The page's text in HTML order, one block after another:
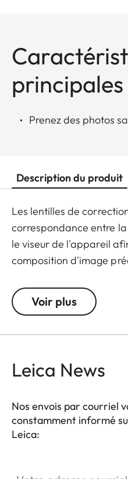
principales
Prenez des photos
Description du produit
Les lentilles de
correspondance entre
le viseur de l'appareil
composition d'image
dioptries. À noter : le
défaut sur -0,5 dioptrie
Voir plus
Leica News
Nos envois par courriel
constamment informé
Leica: